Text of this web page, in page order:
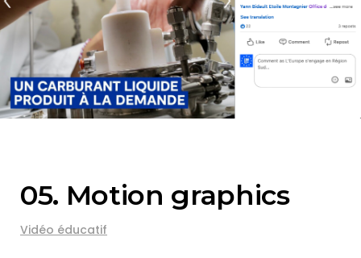
05. Motion graphics
Vidéo éducatif